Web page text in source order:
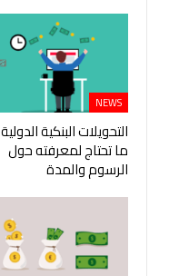
NEWS
التحويلات البنكية الدولية
ما تحتاج لمعرفته حول
الرسوم والمدة